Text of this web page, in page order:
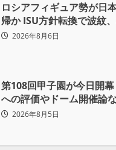
ロシアフィギュア勢が日
帰か ISU方針転換で波紋
賛否両論
2026年8月6日
第108回甲子園が今日開
への評価やドーム開催論
議論も
2026年8月5日